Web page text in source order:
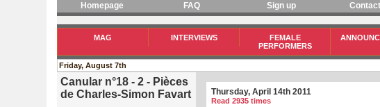
Homepage FAQ Sign up
MAG INTERVIEWS
FEMALE
PERFORMERS
Friday, August 7th
Canular n°18 - 2 - Pièces
de Charles-Simon Favart
Thursday, April 14th 2011
Read 2935 times